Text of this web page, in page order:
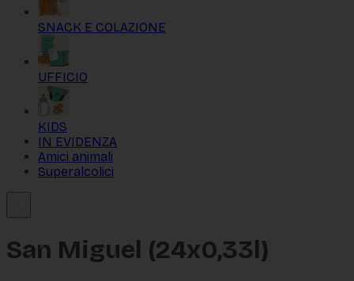
SNACK E COLAZIONE
UFFICIO
KIDS
IN EVIDENZA
Amici animali
Superalcolici
San Miguel (24x0,33l)